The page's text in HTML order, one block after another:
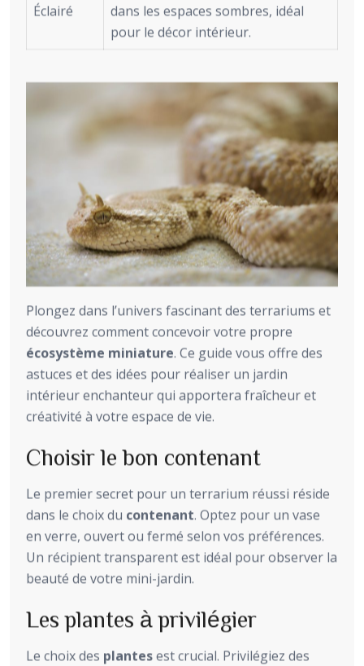
Éclairé
dans les espaces sombres, idéal
pour le décor intérieur.
Plongez dans l’univers fascinant des terrariums et
découvrez comment concevoir votre propre
écosystème miniature. Ce guide vous offre des
astuces et des idées pour réaliser un jardin
intérieur enchanteur qui apportera fraîcheur et
créativité à votre espace de vie.
Choisir le bon contenant
Le premier secret pour un terrarium réussi réside
dans le choix du contenant. Optez pour un vase
en verre, ouvert ou fermé selon vos préférences.
Un récipient transparent est idéal pour observer la
beauté de votre mini-jardin.
Les plantes à privilégier
Le choix des plantesest crucial. Privilégiez des